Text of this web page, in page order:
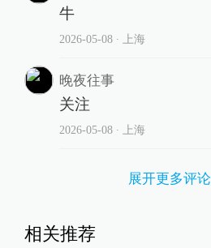
牛
2026-05-08∙ 上海
晚夜往事
关注
2026-05-08∙ 上海
展开更多评论
相关推荐